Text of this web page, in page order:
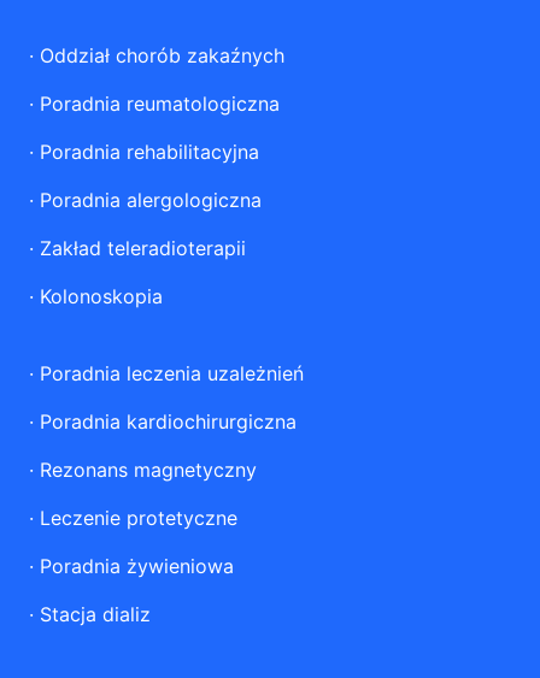
· Oddział chorób zakaźnych
· Poradnia reumatologiczna
· Poradnia rehabilitacyjna
· Poradnia alergologiczna
· Zakład teleradioterapii
· Kolonoskopia
· Poradnia leczenia uzależnień
· Poradnia kardiochirurgiczna
· Rezonans magnetyczny
· Leczenie protetyczne
· Poradnia żywieniowa
· Stacja dializ